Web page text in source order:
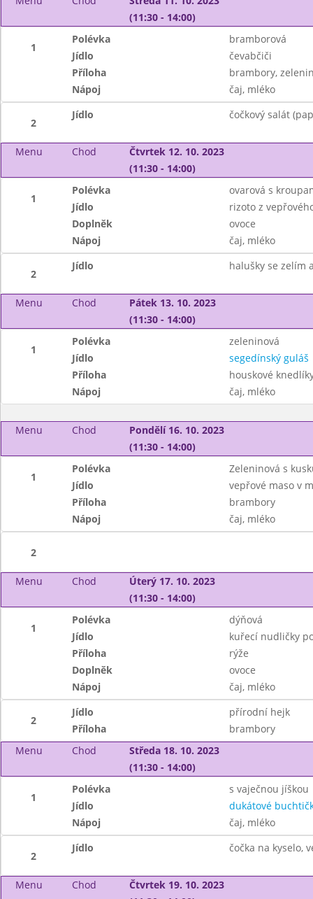
(11:30 - 14:00)
1
Polévka
bramborová
Jídlo
čevabčiči
Příloha
brambory,
Nápoj
čaj, mléko
2
Jídlo čočkový salát
Menu Chod
Čtvrtek 12. 10. 2023
(11:30 - 14:00)
1
Polévka
ovarová s
Jídlo
rizoto z
Doplněk
ovoce
Nápoj
čaj, mléko
2
Jídlo halušky se zelím
Menu Chod
Pátek 13. 10. 2023
(11:30 - 14:00)
1
Polévka
zeleninová
Jídlo
segedínský guláš
Příloha
houskové
Nápoj
čaj, mléko
Menu Chod
Pondělí 16. 10. 2023
(11:30 - 14:00)
1
Polévka
Zeleninová s
Jídlo
vepřové maso v
Příloha
brambory
Nápoj
čaj, mléko
2
Menu Chod
Úterý 17. 10. 2023
(11:30 - 14:00)
1
Polévka
dýňová
Jídlo
kuřecí nudličky
Příloha
rýže
Doplněk
ovoce
Nápoj
čaj, mléko
2
Jídlo
přírodní hejk
Příloha
brambory
Menu
Chod
Středa 18. 10. 2023
(11:30 - 14:00)
1
Polévka
s vaječnou jíškou
Jídlo
dukátové
Nápoj
čaj, mléko
2
Jídlo čočka na kyselo,
Menu Chod
Čtvrtek 19. 10. 2023